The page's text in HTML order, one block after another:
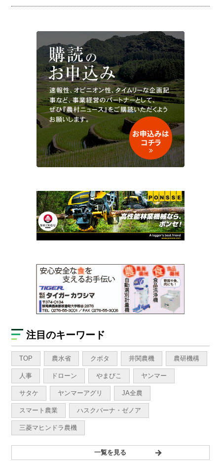
注目のキーワード
TOP 農水省 クボタ 井関農機 農研機構
人事 ドローン やまびこ ヤンマー
サタケ ヤンマーアグリ JA全農
スマート農業 ハスクバーナ・ゼノア
三菱マヒンドラ農機
一覧を見る